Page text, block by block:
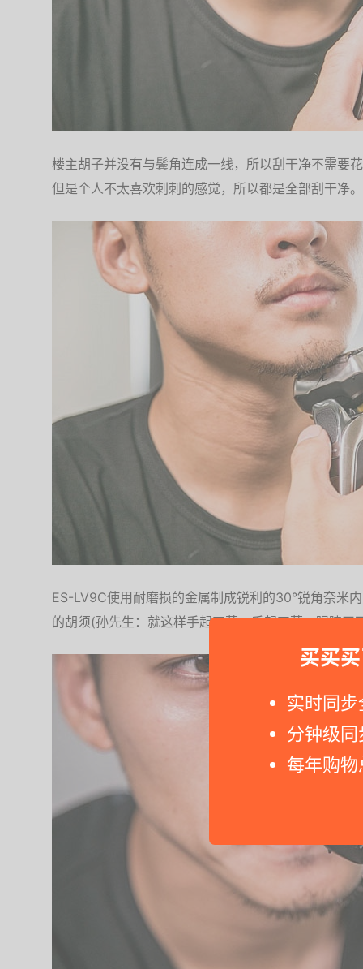
买买
实时同
分钟级
每年购
楼主胡子并没有与鬓角连成一线，所以刮干净不需要
但是个人不太喜欢刺刺的感觉，所以都是全部刮干净。
ES-LV9C使用耐磨损的金属制成锐利的30°锐角奈米
的胡须(孙先生：就这样手起刀落、手起刀落，眼睛干